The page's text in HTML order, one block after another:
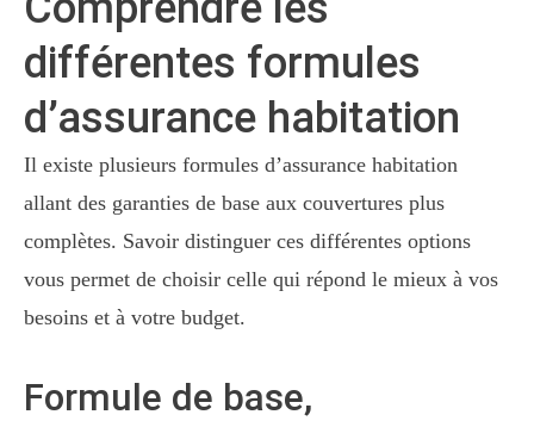
différentes formules
d’assurance habitation
Il existe plusieurs formules d’assurance habitation
allant des garanties de base aux couvertures plus
complètes. Savoir distinguer ces différentes options
vous permet de choisir celle qui répond le mieux à vos
besoins et à votre budget.
Formule de base,